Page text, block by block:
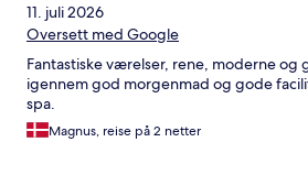
11. juli 2026
Oversett med Google
Fantastiske værelser, rene, moderne og
igennem god morgenmad og gode
spa.
Magnus, reise på 2 netter